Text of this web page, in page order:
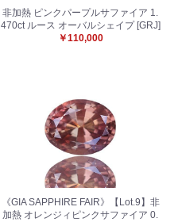
非加熱 ピンクパープルサファイア 1.
470ct ルース オーバルシェイプ [GRJ]
￥110,000
《GIA SAPPHIRE FAIR》【Lot.9】非
加熱 オレンジィピンクサファイア 0.